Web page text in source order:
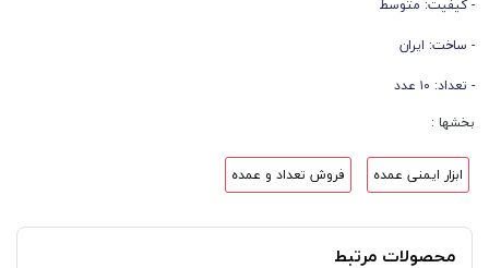
- کیفیت: متوسط
- ساخت: ایران
- تعداد: ۱۰ عدد
بخشها :
ابزار ایمنی عمده فروش تعداد و عمده
محصولات مرتبط